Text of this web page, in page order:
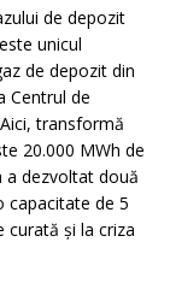
de depozit
unicul
de depozit din
Centrul de
transformă
20.000 MWh de
a dezvoltat două
capacitate de 5
curată și la criza